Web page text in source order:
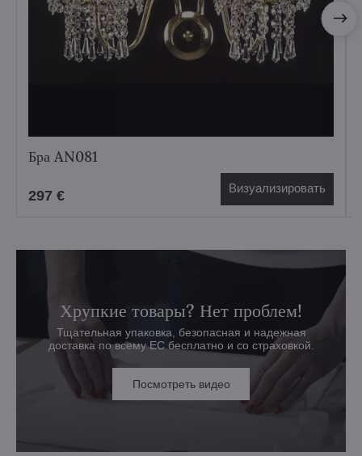
Бра AN081
297 € Визуализировать
Хрупкие товары? Нет проблем!
Тщательная упаковка, безопасная и надежная
доставка по всему ЕС бесплатно и со страховкой.
Посмотреть видео